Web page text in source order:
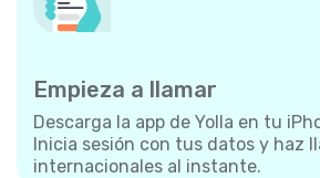
Empieza a llamar
Descarga la app de Yolla en tu
Inicia sesión con tus datos y haz
internacionales al instante.